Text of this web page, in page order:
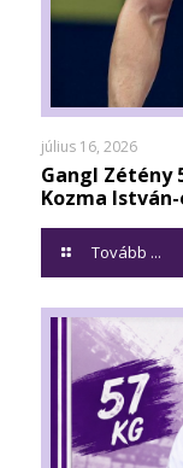
július 16, 2026
Gangl Zétény
Kozma
Tovább ...